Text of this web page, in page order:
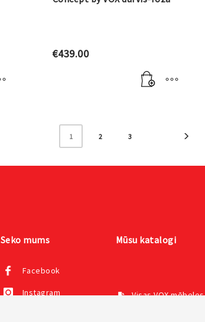
€439.00
1 2 3
Seko mums
Facebook
Instagram
Mūsu katalogi
Visas VOX mēbeles